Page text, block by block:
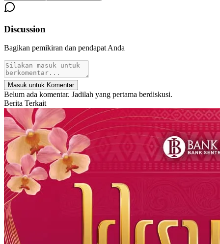
Discussion
Bagikan pemikiran dan pendapat Anda
Masuk untuk Komentar
Belum ada komentar. Jadilah yang pertama berdiskusi.
Berita Terkait